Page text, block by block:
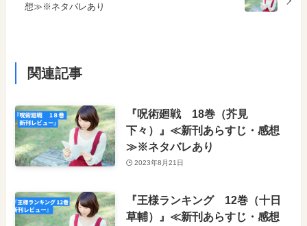
想≫※ネタバレあり
関連記事
『呪術廻戦 18巻（芥見
下々）』≪新刊あらすじ・感想
≫※ネタバレあり
2023年8月21日
『王様ランキング 12巻（十日
草輔）』≪新刊あらすじ・感想